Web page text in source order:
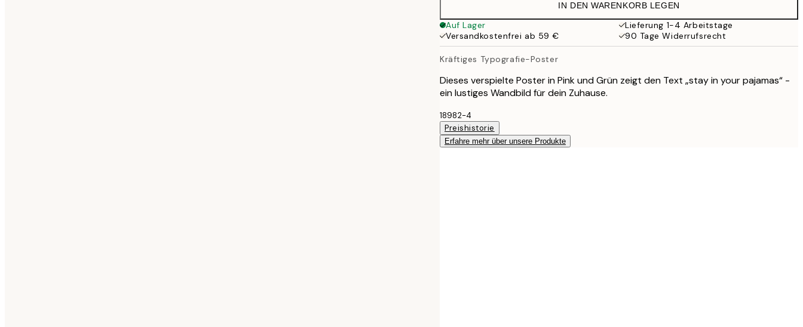
35,95 €
IN DEN WARENKORB LEGEN
Auf Lager
Lieferung 1-4 Arbeitstage
Versandkostenfrei ab 59 €
90 Tage Widerrufsrecht
Kräftiges Typografie-Poster
Dieses verspielte Poster in Pink und Grün zeigt den Text „stay in your pajamas“ -
ein lustiges Wandbild für dein Zuhause.
18982-4
Preishistorie
Erfahre mehr über unsere Produkte